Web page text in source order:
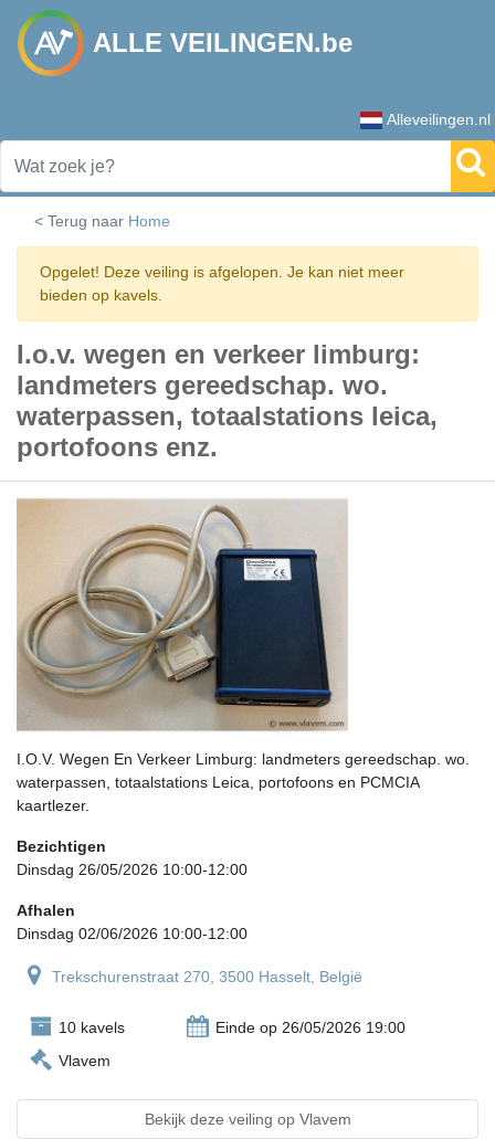
ALLE VEILINGEN.be
Alleveilingen.nl
< Terug naar Home
Opgelet! Deze veiling is afgelopen. Je kan niet meer
bieden op kavels.
I.o.v. wegen en verkeer limburg:
landmeters gereedschap. wo.
waterpassen, totaalstations leica,
portofoons enz.
I.O.V. Wegen En Verkeer Limburg: landmeters gereedschap. wo.
waterpassen, totaalstations Leica, portofoons en PCMCIA
kaartlezer.
Bezichtigen
Dinsdag 26/05/2026 10:00-12:00
Afhalen
Dinsdag 02/06/2026 10:00-12:00
Trekschurenstraat 270, 3500 Hasselt, België
10 kavels
Einde op 26/05/2026 19:00
Vlavem
Bekijk deze veiling op Vlavem